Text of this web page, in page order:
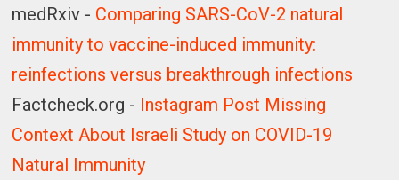
medRxiv - Comparing SARS-CoV-2 natural
immunity to vaccine-induced immunity:
reinfections versus breakthrough infections
Factcheck.org - Instagram Post Missing
Context About Israeli Study on COVID-19
Natural Immunity